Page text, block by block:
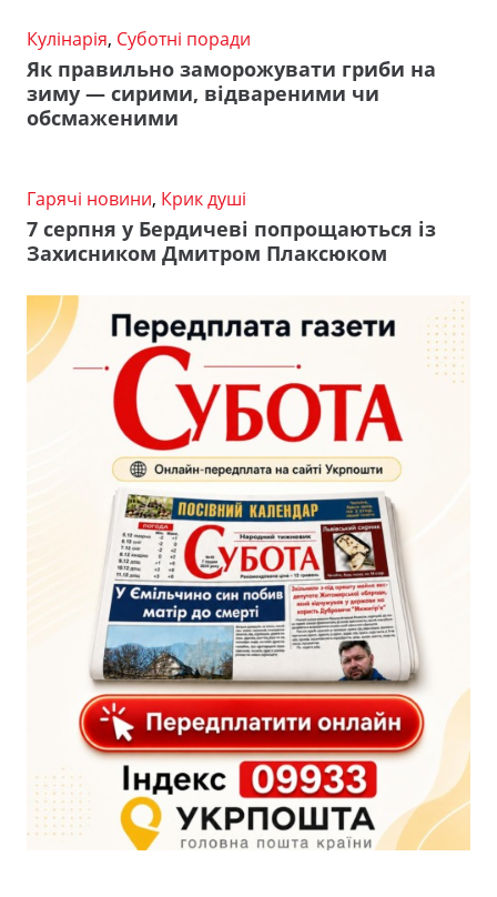
Кулінарія, Суботні поради
Як правильно заморожувати гриби на
зиму — сирими, відвареними чи
обсмаженими
Гарячі новини, Крик душі
7 серпня у Бердичеві попрощаються із
Захисником Дмитром Плаксюком